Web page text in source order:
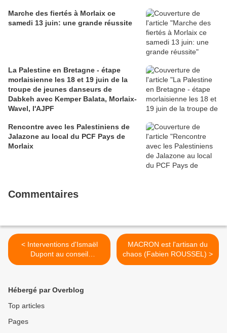
Marche des fiertés à Morlaix ce
samedi 13 juin: une grande réussite
La Palestine en Bretagne - étape
morlaisienne les 18 et 19 juin de la
troupe de jeunes danseurs de
Dabkeh avec Kemper Balata, Morlaix-
Wavel, l'AJPF
Rencontre avec les Palestiniens de
Jalazone au local du PCF Pays de
Morlaix
Commentaires
< Interventions d'Ismaël
Dupont au conseil
départemental du Finistère
diabolisation de la LFI,
logement, éducation
MACRON est l'artisan du
chaos (Fabien ROUSSEL) >
Hébergé par Overblog
Top articles
Pages